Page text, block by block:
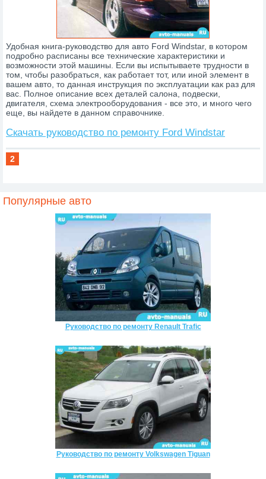
Удобная книга-руководство для авто Ford Windstar, в котором
подробно расписаны все технические характеристики и
возможности этой машины. Если вы испытываете трудности в
том, чтобы разобраться, как работает тот, или иной элемент в
вашем авто, то данная инструкция по эксплуатации как раз для
вас. Полное описание всех деталей салона, подвески,
двигателя, схема электрооборудования - все это, и много чего
еще, вы найдете в данном справочнике.
Скачать руководство по ремонту Ford Windstar
2
Популярные авто
Руководство по ремонту Renault Trafic
Руководство по ремонту Volkswagen Tiguan